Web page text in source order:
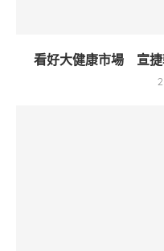
看好大健康市場 宣捷